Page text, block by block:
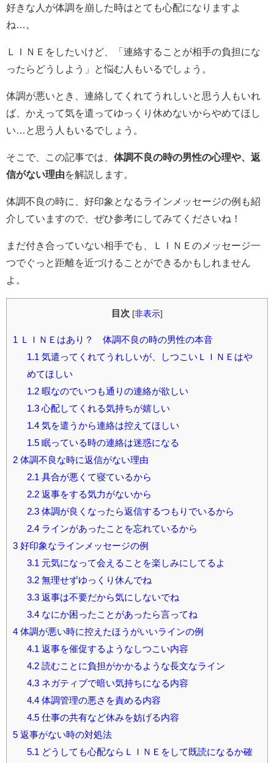
好きな人が体調を崩した時はとても心配になりますよ
ね…。
ＬＩＮＥをしたいけど、「連絡することが相手の負担にな
ったらどうしよう」と悩む人もいるでしょう。
体調が悪いとき、連絡してくれてうれしいと思う人もいれ
ば、かえって気を遣ってゆっくり休めないからやめてほし
い…と思う人もいるでしょう。
そこで、この記事では、 体調不良の時の男性の心理や、返
信がない理由を解説します。
体調不良の時に、好印象となるラインメッセージの例も紹
介していますので、ぜひ参考にしてみてくださいね！
まだ付き合っていない相手でも、ＬＩＮＥのメッセージ一
つでぐっと距離を近づけることができるかもしれません
よ。
目次 [非表示]
1
ＬＩＮＥはあり？ 体調不良の時の男性の本音
1.1 気遣ってくれてうれしいが、しつこいＬＩＮＥはや
めてほしい
1.2暇なのでいつも通りの連絡が欲しい
1.3心配してくれる気持ちが嬉しい
1.4気を遣うから連絡は控えてほしい
1.5眠っている時の連絡は迷惑になる
2 体調不良な時に返信がない理由
2.1 具合が悪くて寝ているから
2.2返事をする気力がないから
2.3体調が良くなったら返信するつもりでいるから
2.4ラインがあったことを忘れているから
3 好印象なラインメッセージの例
3.1 元気になって会えることを楽しみにしてるよ
3.2無理せずゆっくり休んでね
3.3返事は不要だから気にしないでね
3.4なにか困ったことがあったら言ってね
4 体調が悪い時に控えたほうがいいラインの例
4.1 返事を催促するようなしつこい内容
4.2読むことに負担がかかるような長文なライン
4.3ネガティブで暗い気持ちになる内容
4.4体調管理の悪さを責める内容
4.5仕事の共有など休みを妨げる内容
5 返事がない時の対処法
5.1
どうしても心配ならＬＩＮＥをして既読になるか確